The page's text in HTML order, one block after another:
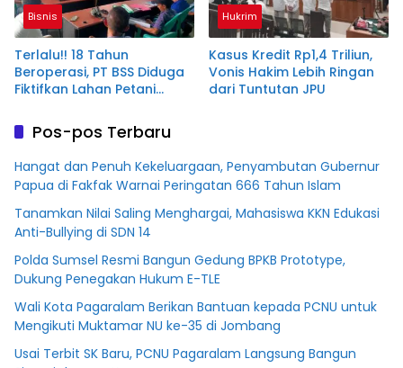
Bisnis
Terlalu!! 18 Tahun
Beroperasi, PT BSS Diduga
Fiktifkan Lahan Petani
Hukrim
Kasus Kredit Rp1,4 Triliun,
Vonis Hakim Lebih Ringan
dari Tuntutan JPU
Pos-pos Terbaru
Hangat dan Penuh Kekeluargaan, Penyambutan Gubernur
Papua di Fakfak Warnai Peringatan 666 Tahun Islam
Tanamkan Nilai Saling Menghargai, Mahasiswa KKN Edukasi
Anti-Bullying di SDN 14
Polda Sumsel Resmi Bangun Gedung BPKB Prototype,
Dukung Penegakan Hukum E-TLE
Wali Kota Pagaralam Berikan Bantuan kepada PCNU untuk
Mengikuti Muktamar NU ke-35 di Jombang
Usai Terbit SK Baru, PCNU Pagaralam Langsung Bangun